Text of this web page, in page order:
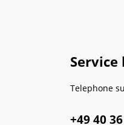
Telephone
+49 40